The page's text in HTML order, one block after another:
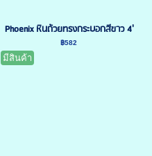
Phoenix หินถ้วยทรงกระบอกสีขาว 4'
฿582
มีสินค้า